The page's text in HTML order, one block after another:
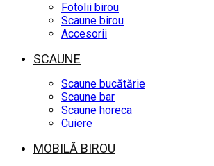
Fotolii birou
Scaune birou
Accesorii
SCAUNE
Scaune bucătărie
Scaune bar
Scaune horeca
Cuiere
MOBILĂ BIROU